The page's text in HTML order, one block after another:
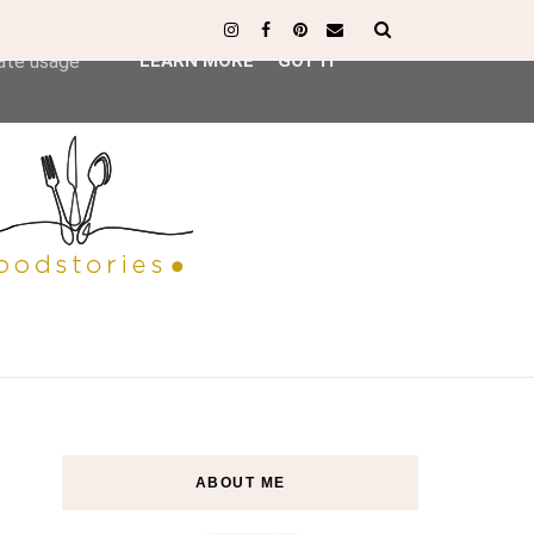
ABOUT ME
agent
usage
LEARN MORE GOT IT